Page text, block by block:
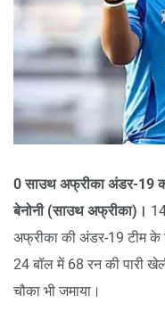
0 साउथ अफ्रीका अंडर-19
बेनोनी (साउथ अफ्रीका)।
अफ्रीका की अंडर-19 टीम के
24 बॉल में 68 रन की पारी
चौका भी जमाया।